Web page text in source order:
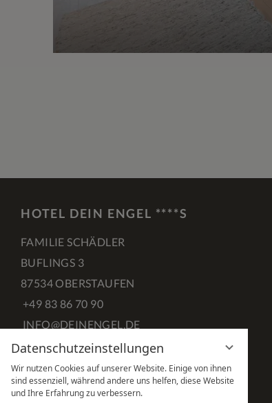
Datenschutzeinstellungen
Wir nutzen Cookies auf unserer Website. Einige von ihnen
sind essenziell, während andere uns helfen, diese Website
und Ihre Erfahrung zu verbessern.
HOTEL DEIN ENGEL ****S
FAMILIE SCHÄDLER
BUFLINGS 3
87534 OBERSTAUFEN
+49 83 86 70 90
INFO@DEINENGEL.DE
FACEBOOKINSTAGRAMPINTEREST